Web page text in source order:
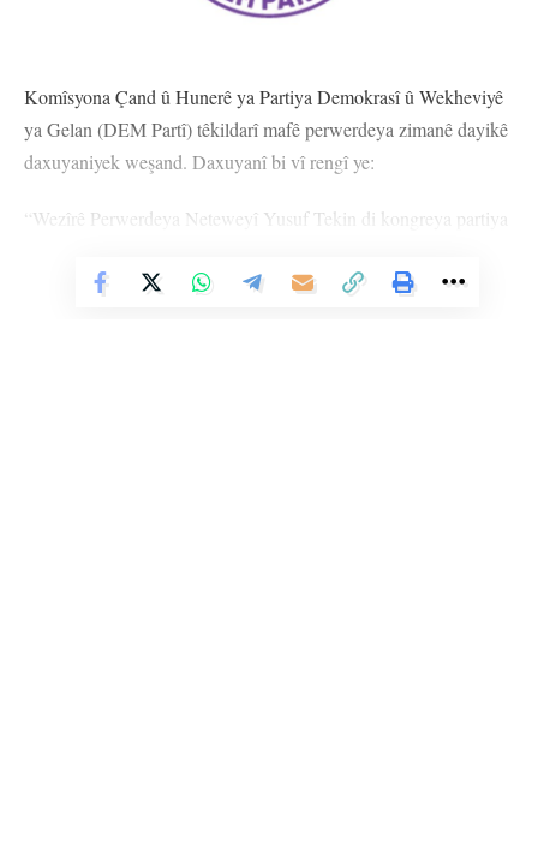
Komîsyona Çand û Hunerê ya Partiya Demokrasî û Wekheviyê
ya Gelan (DEM Partî) têkildarî mafê perwerdeya zimanê dayikê
daxuyaniyek weşand. Daxuyanî bi vî rengî ye:
“Wezîrê Perwerdeya Neteweyî Yusuf Tekin di kongreya partiya
Partiya DEMê rê li ber vekirina kursên Kurdî û dersên hilbijêrkî
Vê Nûçeyê Bixwîne